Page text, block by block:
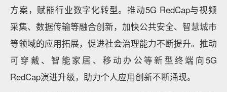
方案，赋能行业数字化转型。推动5G RedCap与视频
采集、数据传输等融合创新，加快公共安全、智慧城市
等领域的应用拓展，促进社会治理能力不断提升。推动
可穿戴、智能家居、移动办公等新型终端向5G
RedCap演进升级，助力个人应用创新不断涌现。